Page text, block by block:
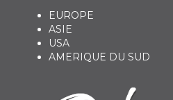
EUROPE
ASIE
USA
AMERIQUE DU SUD